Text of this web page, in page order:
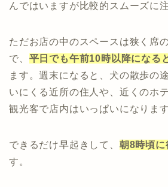
んではいますが比較的スムーズに
ただお店の中のスペースは狭く席
で、 平日でも午前10時以降になる
ます。週末になると、犬の散歩の
いにくる近所の住人や、近くのホ
観光客で店内はいっぱいになります
できるだけ早起きして、 朝8時頃に
す。